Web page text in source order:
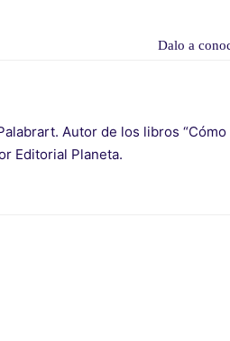
Dalo a
Autor de los libros
Editorial Planeta.